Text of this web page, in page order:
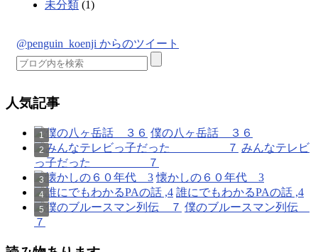
未分類 (1)
@penguin_koenji からのツイート
人気記事
僕の八ヶ岳話 ３６
みんなテレビ
っ子だった ７
懐かしの６０年代 3
誰にでもわかるPAの話 ,4
僕のブルースマン列伝
７